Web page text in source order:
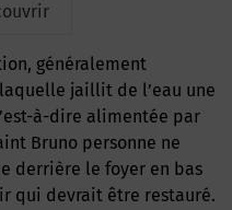
jaillit de l’eau une
à-dire alimentée par
Bruno personne ne
derrière le foyer en bas
qui devrait être restauré.